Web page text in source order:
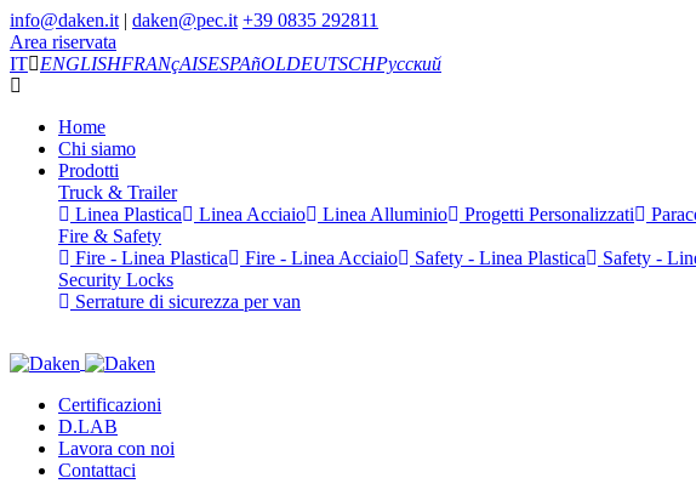
info@daken.it | daken@pec.it +39 0835 292811
Area riservata
IT
ENGLISHFRANçAISESPAñOLDEUTSCHРусский
Home
Chi siamo
Prodotti
Truck & Trailer
Linea Plastica
Linea Acciaio Linea Alluminio Progetti Personalizzati
Fire & Safety
Fire - Linea Plastica
Fire - Linea Acciaio Safety - Linea Plastica Safety -
Security Locks
Serrature di sicurezza per van
Certificazioni
D.LAB
Lavora con noi
Contattaci